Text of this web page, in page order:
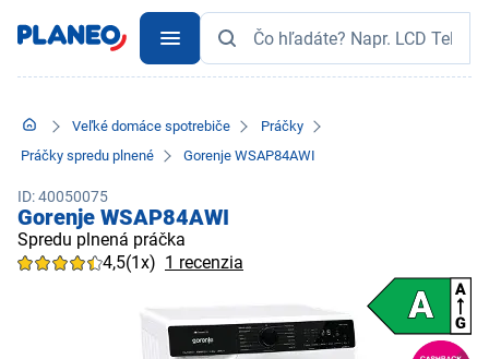
Veľké domáce spotrebiče
Práčky
Práčky spredu plnené
Gorenje WSAP84AWI
ID: 40050075
Gorenje WSAP84AWI
Spredu plnená práčka
4,5(1x) 1 recenzia